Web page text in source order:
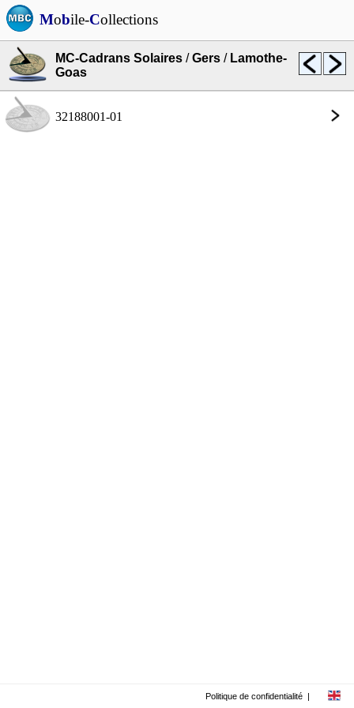
Mobile-Collections
MC-Cadrans Solaires /Gers / Lamothe-
Goas
32188001-01
Politique de confidentialité |